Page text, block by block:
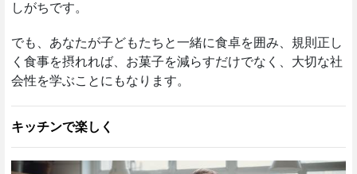
しがちです。
でも、あなたが子どもたちと一緒に食卓を囲み、規則正し
く食事を摂れれば、お菓子を減らすだけでなく、大切な社
会性を学ぶことにもなります。
キッチンで楽しく